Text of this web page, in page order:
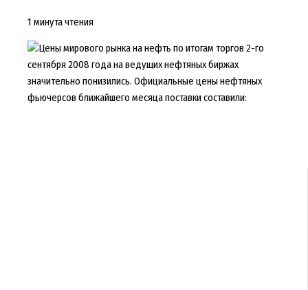
1 минута чтения
Цены мирового рынка на нефть по итогам торгов 2-го
сентября 2008 года на ведущих нефтяных биржах
значительно понизились. Официальные цены нефтяных
фьючерсов ближайшего месяца поставки составили: